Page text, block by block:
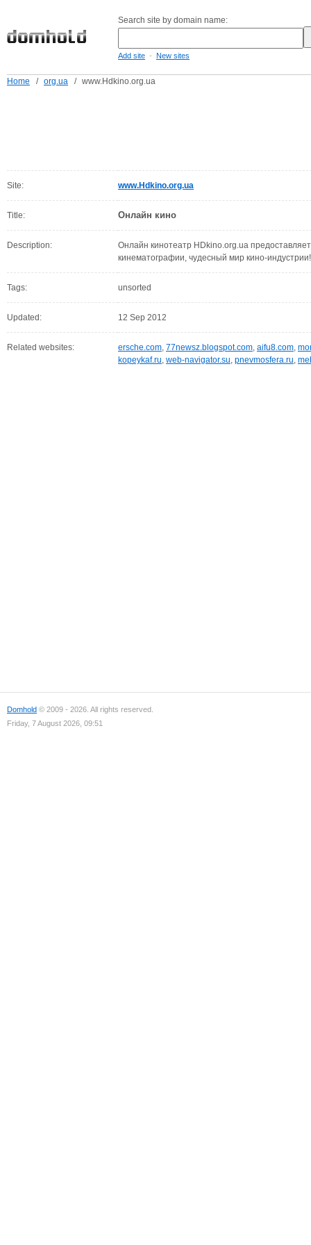
Search site by domain name:
Add site - New sites
Home / org.ua / www.Hdkino.org.ua
Site: www.Hdkino.org.ua
Title: Онлайн кино
Description:
Онлайн кинотеатр HDkino.org.ua
кинематографии, чудесный мир кино-индустрии!
Tags: unsorted
Updated: 12 Sep 2012
Related websites: ersche.com, 77newsz.blogspot.com, aifu8.com,
kopeykaf.ru, web-navigator.su, pnevmosfera.ru,
Domhold © 2009 - 2026. All rights reserved.
Friday, 7 August 2026, 09:51